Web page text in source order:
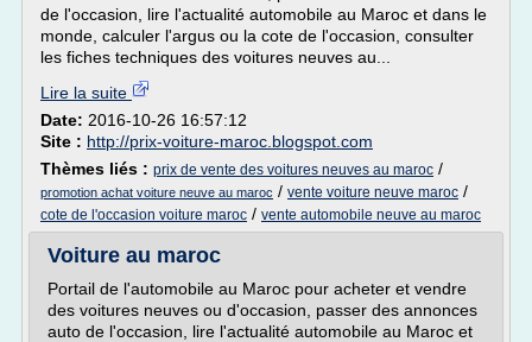
de l'occasion, lire l'actualité automobile au Maroc et dans le
monde, calculer l'argus ou la cote de l'occasion, consulter
les fiches techniques des voitures neuves au...
Lire la suite
Date: 2016-10-26 16:57:12
Site : http://prix-voiture-maroc.blogspot.com
Thèmes liés : prix de vente des voitures neuves au maroc /
promotion achat voiture neuve au maroc / vente voiture neuve maroc /
cote de l'occasion voiture maroc / vente automobile neuve au maroc
Voiture au maroc
Portail de l'automobile au Maroc pour acheter et vendre
des voitures neuves ou d'occasion, passer des annonces
auto de l'occasion, lire l'actualité automobile au Maroc et